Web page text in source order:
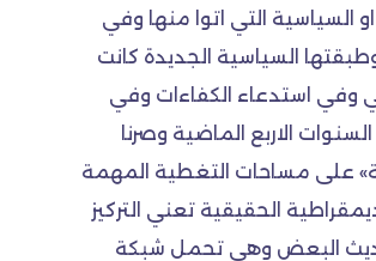
السياسية التي اتوا منها وفي
السياسية الجديدة كانت
وفي استدعاء الكفاءات وفي
الاربع الماضية وصرنا
على مساحات التغطية المهمة
الحقيقية تعني التركيز
البعض وهي تحمل شبكة